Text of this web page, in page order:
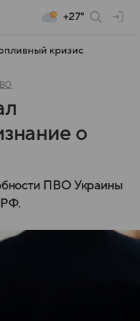
+27°
кризис
о
ПВО Украины
РФ.